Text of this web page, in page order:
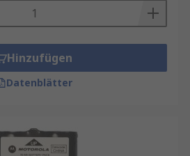
Hinzufügen
Datenblätter